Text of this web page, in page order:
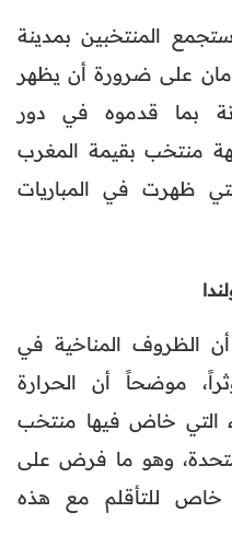
المنتخبين بمدينة
على ضرورة أن يظهر
بما قدموه في دور
منتخب بقيمة المغرب
ظهرت في المباريات
الظروف المناخية في
موضحاً أن الحرارة
التي خاض فيها منتخب
وهو ما فرض على
خاص للتأقلم مع هذه